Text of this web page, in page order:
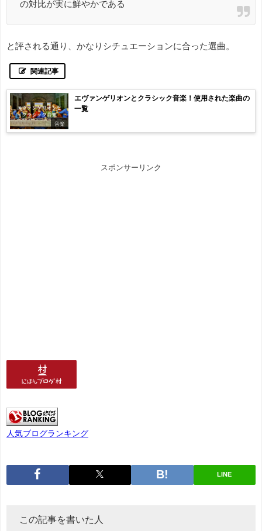
の対比が実に鮮やかである
と評される通り、かなりシチュエーションに合った選曲。
関連記事
音楽
エヴァンゲリオンとクラシック音楽！使用された楽曲の
一覧
スポンサーリンク
人気ブログランキング
LINE
この記事を書いた人